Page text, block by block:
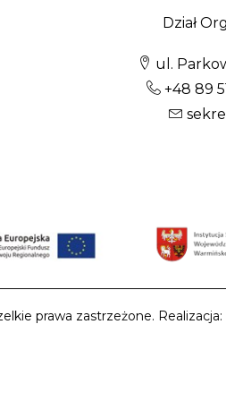
Dział
ul.
+48 89
prawa zastrzeżone.